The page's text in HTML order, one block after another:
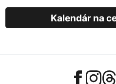
Kalendár na